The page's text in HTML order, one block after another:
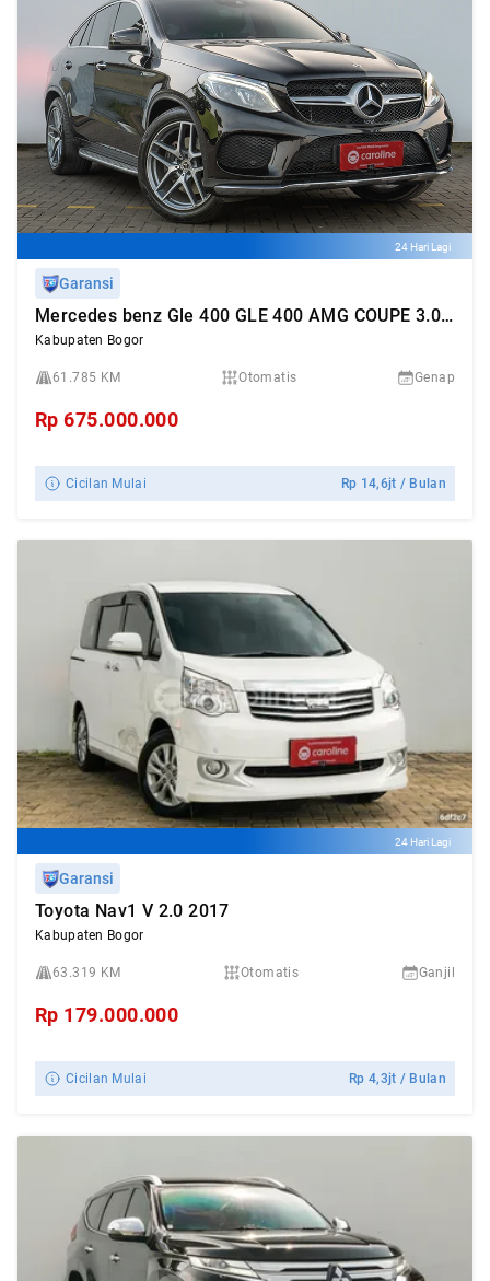
24 Hari Lagi
Garansi
Mercedes benz Gle 400 GLE 400 AMG COUPE 3.0 2018
Kabupaten Bogor
61.785 KM Otomatis Genap
Rp675.000.000
Cicilan Mulai Rp 14,6jt / Bulan
24 Hari Lagi
Garansi
Toyota Nav1 V 2.0 2017
Kabupaten Bogor
63.319 KM Otomatis Ganjil
Rp 179.000.000
Cicilan Mulai Rp4,3jt / Bulan